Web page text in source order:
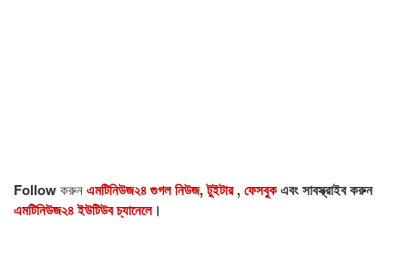
Followকরুনএমটিনিউজ২৪ গুগল নিউজ,টুইটার,ফেসবুকএবং সাবস্ক্রাইব করুন
এমটিনিউজ২৪ ইউটিউব চ্যানেলে।